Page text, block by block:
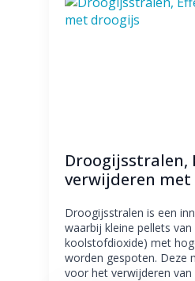
Droogijsstralen,
verwijderen
Droogijsstralen is een
waarbij kleine pellets
koolstofdioxide) met
worden gespoten. Deze
voor het verwijderen